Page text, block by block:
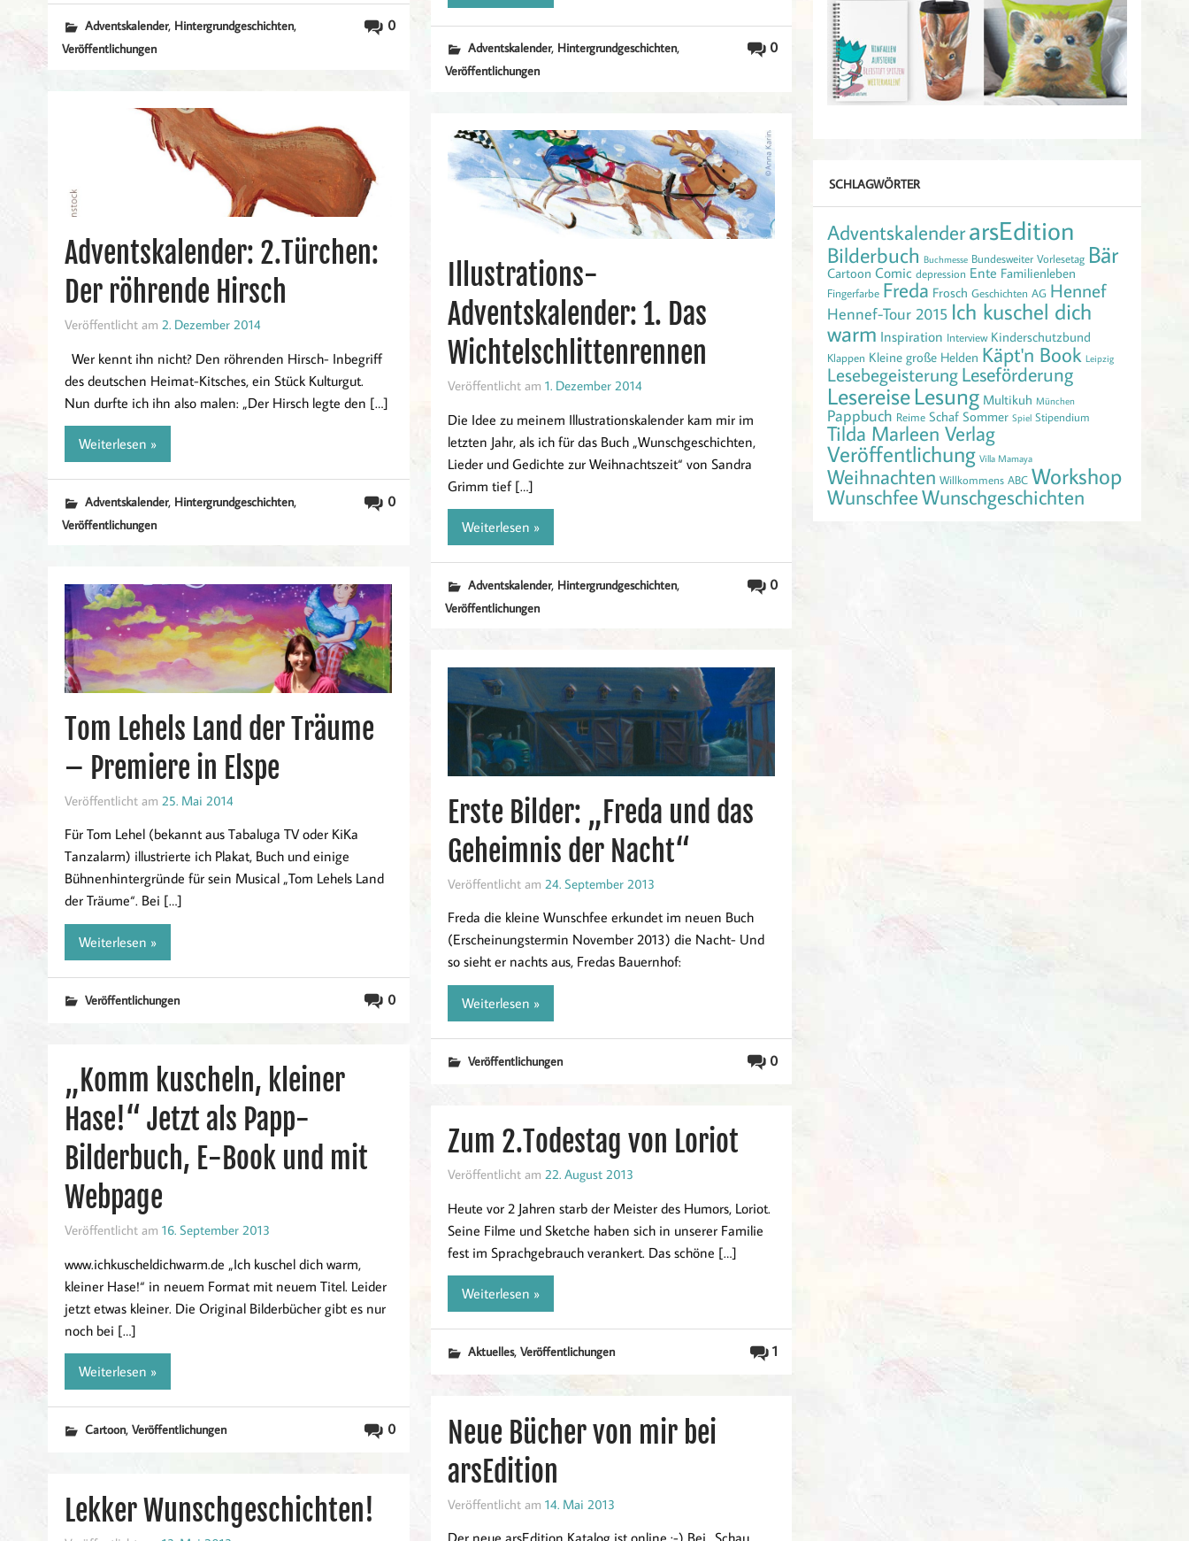
0
Adventskalender, Hintergrundgeschichten,
Veröffentlichungen 0
Adventskalender, Hintergrundgeschichten,
Veröffentlichungen
Adventskalender: 2.Türchen:
Der röhrende Hirsch
Veröffentlicht am 2. Dezember 2014
Wer kennt ihn nicht? Den röhrenden Hirsch- Inbegriff
des deutschen Heimat-Kitsches, ein Stück Kulturgut.
Nun durfte ich ihn also malen: „Der Hirsch legte den […]
Weiterlesen »
0
Adventskalender, Hintergrundgeschichten,
Veröffentlichungen
Illustrations-
Adventskalender: 1. Das
Wichtelschlittenrennen
Veröffentlicht am 1. Dezember 2014
Die Idee zu meinem Illustrationskalender kam mir im
letzten Jahr, als ich für das Buch „Wunschgeschichten,
Lieder und Gedichte zur Weihnachtszeit“ von Sandra
Grimm tief […]
Weiterlesen »
0
Adventskalender, Hintergrundgeschichten,
Veröffentlichungen
Tom Lehels Land der Träume
– Premiere in Elspe
Veröffentlicht am 25. Mai 2014
Für Tom Lehel (bekannt aus Tabaluga TV oder KiKa
Tanzalarm) illustrierte ich Plakat, Buch und einige
Bühnenhintergründe für sein Musical „Tom Lehels Land
der Träume“. Bei […]
Weiterlesen »
0
Veröffentlichungen
Erste Bilder: „Freda und das
Geheimnis der Nacht“
Veröffentlicht am 24. September 2013
Freda die kleine Wunschfee erkundet im neuen Buch
(Erscheinungstermin November 2013) die Nacht- Und
so sieht er nachts aus, Fredas Bauernhof:
Weiterlesen »
0
Veröffentlichungen
„Komm kuscheln, kleiner
Hase!“ Jetzt als Papp-
Bilderbuch, E-Book und mit
Webpage
Veröffentlicht am 16. September 2013
www.ichkuscheldichwarm.de „Ich kuschel dich warm,
kleiner Hase!“ in neuem Format mit neuem Titel. Leider
jetzt etwas kleiner. Die Original Bilderbücher gibt es nur
noch bei […]
Weiterlesen »
0
Cartoon, Veröffentlichungen
Zum 2.Todestag von Loriot
Veröffentlicht am 22. August 2013
Heute vor 2 Jahren starb der Meister des Humors, Loriot.
Seine Filme und Sketche haben sich in unserer Familie
fest im Sprachgebrauch verankert. Das schöne […]
Weiterlesen »
1
Aktuelles, Veröffentlichungen
Neue Bücher von mir bei
arsEdition
Veröffentlicht am 14. Mai 2013
Der neue arsEdition Katalog ist online :-) Bei „Schau
Lekker Wunschgeschichten!
SCHLAGWÖRTER
AdventskalenderarsEdition
Bilderbuch Buchmesse Bundesweiter Vorlesetag Bär
Cartoon Comic depression Ente Familienleben
Fingerfarbe Freda Frosch Geschichten AG Hennef
Hennef-Tour 2015 Ich kuschel dich
warm Inspiration Interview Kinderschutzbund
Klappen Kleine große Helden Käpt'n Book Leipzig
LesebegeisterungLeseförderung
LesereiseLesung Multikuh München
Pappbuch Reime Schaf Sommer Spiel Stipendium
Tilda Marleen Verlag
Veröffentlichung Villa Mamaya
Weihnachten Willkommens ABC Workshop
WunschfeeWunschgeschichten